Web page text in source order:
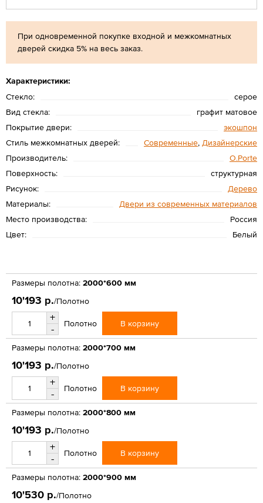
При одновременной покупке входной и межкомнатных
дверей скидка 5% на весь заказ.
Характеристики:
Стекло:
серое
Вид стекла:
графит матовое
Покрытие двери:
экошпон
Стиль межкомнатных дверей:
Современные, Дизайнерские
Производитель:
O.Porte
Поверхность:
структурная
Рисунок:
Дерево
Материалы:
Двери из современных материалов
Место производства:
Россия
Цвет:
Белый
Размеры полотна: 2000*600 мм
10'193 р./Полотно
+
-
Полотно В корзину
Размеры полотна: 2000*700 мм
10'193 р./Полотно
+
-
Полотно В корзину
Размеры полотна: 2000*800 мм
10'193 р./Полотно
+
-
Полотно В корзину
Размеры полотна: 2000*900 мм
10'530 р./Полотно